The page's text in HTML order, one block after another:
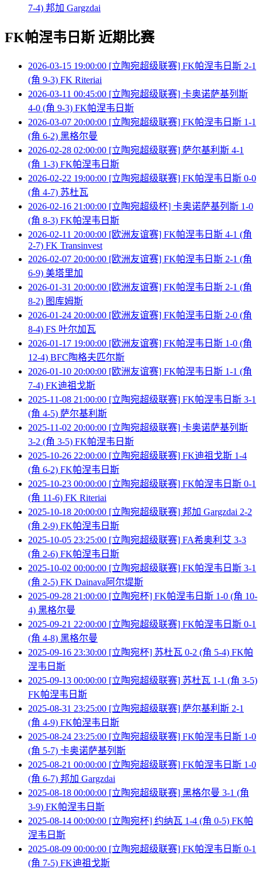
7-4) 邦加 Gargzdai
FK帕涅韦日斯 近期比赛
2026-03-15 19:00:00 [立陶宛超级联赛] FK帕涅韦日斯 2-1
(角 9-3) FK Riteriai
2026-03-11 00:45:00 [立陶宛超级联赛] 卡奥诺萨基列斯
4-0 (角 9-3) FK帕涅韦日斯
2026-03-07 20:00:00 [立陶宛超级联赛] FK帕涅韦日斯 1-1
(角 6-2) 黑格尔曼
2026-02-28 02:00:00 [立陶宛超级联赛] 萨尔基利斯 4-1
(角 1-3) FK帕涅韦日斯
2026-02-22 19:00:00 [立陶宛超级联赛] FK帕涅韦日斯 0-0
(角 4-7) 苏杜瓦
2026-02-16 21:00:00 [立陶宛超级杯] 卡奥诺萨基列斯 1-0
(角 8-3) FK帕涅韦日斯
2026-02-11 20:00:00 [欧洲友谊赛] FK帕涅韦日斯 4-1 (角
2-7) FK Transinvest
2026-02-07 20:00:00 [欧洲友谊赛] FK帕涅韦日斯 2-1 (角
6-9) 美塔里加
2026-01-31 20:00:00 [欧洲友谊赛] FK帕涅韦日斯 2-1 (角
8-2) 图库姆斯
2026-01-24 20:00:00 [欧洲友谊赛] FK帕涅韦日斯 2-0 (角
8-4) FS 叶尔加瓦
2026-01-17 19:00:00 [欧洲友谊赛] FK帕涅韦日斯 1-0 (角
12-4) BFC陶格夫匹尔斯
2026-01-10 20:00:00 [欧洲友谊赛] FK帕涅韦日斯 1-1 (角
7-4) FK迪祖戈斯
2025-11-08 21:00:00 [立陶宛超级联赛] FK帕涅韦日斯 3-1
(角 4-5) 萨尔基利斯
2025-11-02 20:00:00 [立陶宛超级联赛] 卡奥诺萨基列斯
3-2 (角 3-5) FK帕涅韦日斯
2025-10-26 22:00:00 [立陶宛超级联赛] FK迪祖戈斯 1-4
(角 6-2) FK帕涅韦日斯
2025-10-23 00:00:00 [立陶宛超级联赛] FK帕涅韦日斯 0-1
(角 11-6) FK Riteriai
2025-10-18 20:00:00 [立陶宛超级联赛] 邦加 Gargzdai 2-2
(角 2-9) FK帕涅韦日斯
2025-10-05 23:25:00 [立陶宛超级联赛] FA希奥利艾 3-3
(角 2-6) FK帕涅韦日斯
2025-10-02 00:00:00 [立陶宛超级联赛] FK帕涅韦日斯 3-1
(角 2-5) FK Dainava阿尔堤斯
2025-09-28 21:00:00 [立陶宛杯] FK帕涅韦日斯 1-0 (角 10-
4) 黑格尔曼
2025-09-21 22:00:00 [立陶宛超级联赛] FK帕涅韦日斯 0-1
(角 4-8) 黑格尔曼
2025-09-16 23:30:00 [立陶宛杯] 苏杜瓦 0-2 (角 5-4) FK帕
涅韦日斯
2025-09-13 00:00:00 [立陶宛超级联赛] 苏杜瓦 1-1 (角 3-5)
FK帕涅韦日斯
2025-08-31 23:25:00 [立陶宛超级联赛] 萨尔基利斯 2-1
(角 4-9) FK帕涅韦日斯
2025-08-24 23:25:00 [立陶宛超级联赛] FK帕涅韦日斯 1-0
(角 5-7) 卡奥诺萨基列斯
2025-08-21 00:00:00 [立陶宛超级联赛] FK帕涅韦日斯 1-0
(角 6-7) 邦加 Gargzdai
2025-08-18 00:00:00 [立陶宛超级联赛] 黑格尔曼 3-1 (角
3-9) FK帕涅韦日斯
2025-08-14 00:00:00 [立陶宛杯] 约纳瓦 1-4 (角 0-5) FK帕
涅韦日斯
2025-08-09 00:00:00 [立陶宛超级联赛] FK帕涅韦日斯 0-1
(角 7-5) FK迪祖戈斯